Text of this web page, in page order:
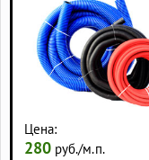
Цена:
280 руб./м.п.